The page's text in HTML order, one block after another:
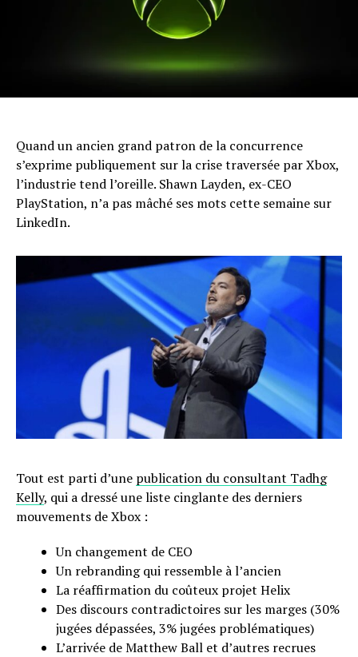
Quand un ancien grand patron de la concurrence
s’exprime publiquement sur la crise traversée par Xbox,
l’industrie tend l’oreille. Shawn Layden, ex-CEO
PlayStation, n’a pas mâché ses mots cette semaine sur
LinkedIn.
Tout est parti d’une publication du consultant Tadhg
Kelly, qui a dressé une liste cinglante des derniers
mouvements de Xbox :
Un changement de CEO
Un rebranding qui ressemble à l’ancien
La réaffirmation du coûteux projet Helix
Des discours contradictoires sur les marges (30%
jugées dépassées, 3% jugées problématiques)
L’arrivée de Matthew Ball et d’autres recrues